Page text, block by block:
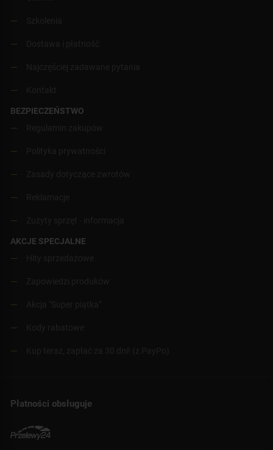
BEZPIECZEŃSTWO
AKCJE SPECJALNE
Płatności obsługuje